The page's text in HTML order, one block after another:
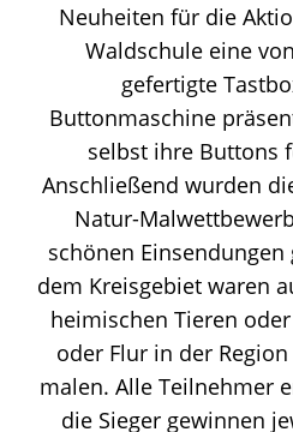
Neuheiten für die
Waldschule eine
gefertigte
Buttonmaschine
selbst ihre Buttons
Anschließend wurden
Natur-
schönen
dem Kreisgebiet waren
heimischen Tieren
oder Flur in der
malen. Alle Teilnehmer
die Sieger gewinnen